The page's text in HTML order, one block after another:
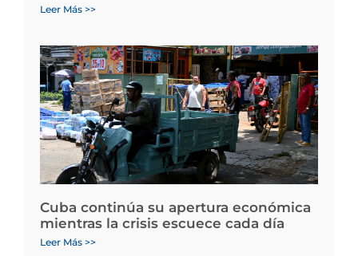
Leer Más >>
Cuba continúa su apertura económica
mientras la crisis escuece cada día
Leer Más >>